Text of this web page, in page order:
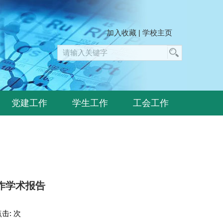
加入收藏 | 学校主页
党建工作 学生工作 工会工作
学术报告
: 次